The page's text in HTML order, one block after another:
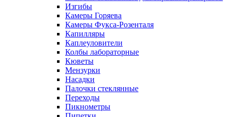
Изгибы
Камеры Горяева
Камеры Фукса-Розенталя
Капилляры
Каплеуловители
Колбы лабораторные
Кюветы
Мензурки
Насадки
Палочки стеклянные
Переходы
Пикнометры